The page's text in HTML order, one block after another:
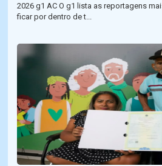
2026 g1 AC O g1 lista as reportagens
ficar por dentro de t...